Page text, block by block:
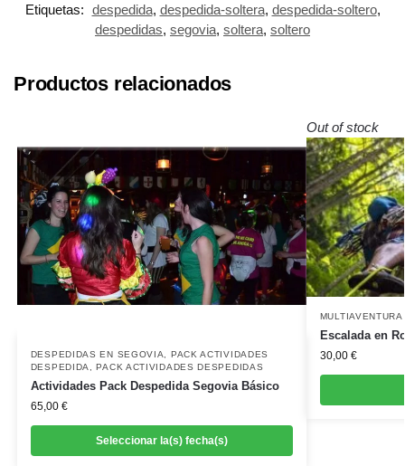
Etiquetas: despedida, despedida-soltera, despedida-soltero,
despedidas, segovia, soltera, soltero
Productos relacionados
DESPEDIDAS EN SEGOVIA
PACK ACTIVIDADES
DESPEDIDA
,PACK ACTIVIDADES DESPEDIDAS
Actividades Pack Despedida Segovia Básico
65,00 €
Seleccionar la(s) fecha(s)
Out of stock
MULTIAVENTURA
Escalada en
30,00 €